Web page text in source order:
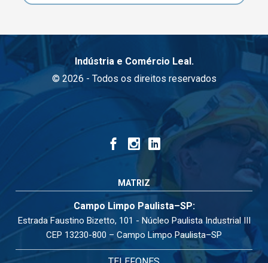
Indústria e Comércio Leal.
© 2026 - Todos os direitos reservados
MATRIZ
Campo Limpo Paulista–SP:
Estrada Faustino Bizetto, 101 - Núcleo Paulista Industrial III
CEP 13230-800 – Campo Limpo Paulista–SP